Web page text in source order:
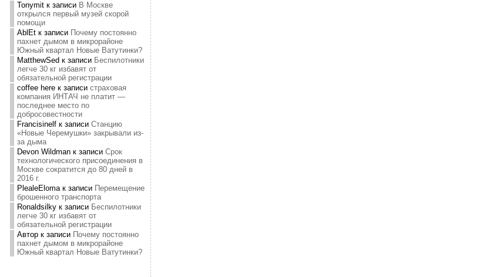
Tonymitк записи В Москве
открылся первый музей скорой
помощи
AblEtк записи Почему постоянно
пахнет дымом в микрорайоне
Южный квартал Новые Ватутинки?
MatthewSed к записи Беспилотники
легче 30 кг избавят от
обязательной регистрации
coffee hereк записи страховая
компания ИНТАЧ не платит —
последнее место по
добросовестности
Francisinelfк записи Станцию
«Новые Черемушки» закрывали из-
за дыма
Devon Wildmanк записи Срок
технологического присоединения в
Москве сократится до 80 дней в
2016 г.
PlealeElomaк записи Перемещение
брошенного транспорта
Ronaldsilkyк записи Беспилотники
легче 30 кг избавят от
обязательной регистрации
Авторк записи Почему постоянно
пахнет дымом в микрорайоне
Южный квартал Новые Ватутинки?